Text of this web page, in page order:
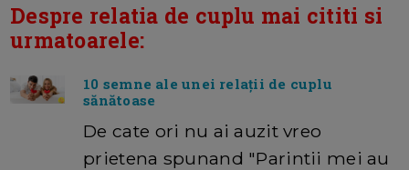
Despre relatia de cuplu mai cititi si
urmatoarele:
10 semne ale unei relații de cuplu
sănătoase
De cate ori nu ai auzit vreo
prietena spunand "Parintii mei au